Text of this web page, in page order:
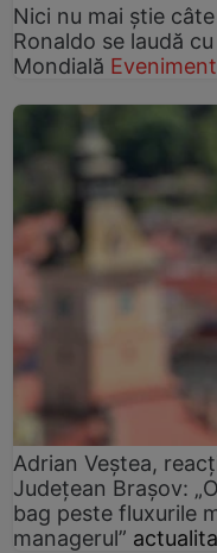
Nici nu mai știe
Ronaldo se laudă
Mondială
Adrian Veștea,
Județean Brașov:
bag peste fluxurile
managerul”